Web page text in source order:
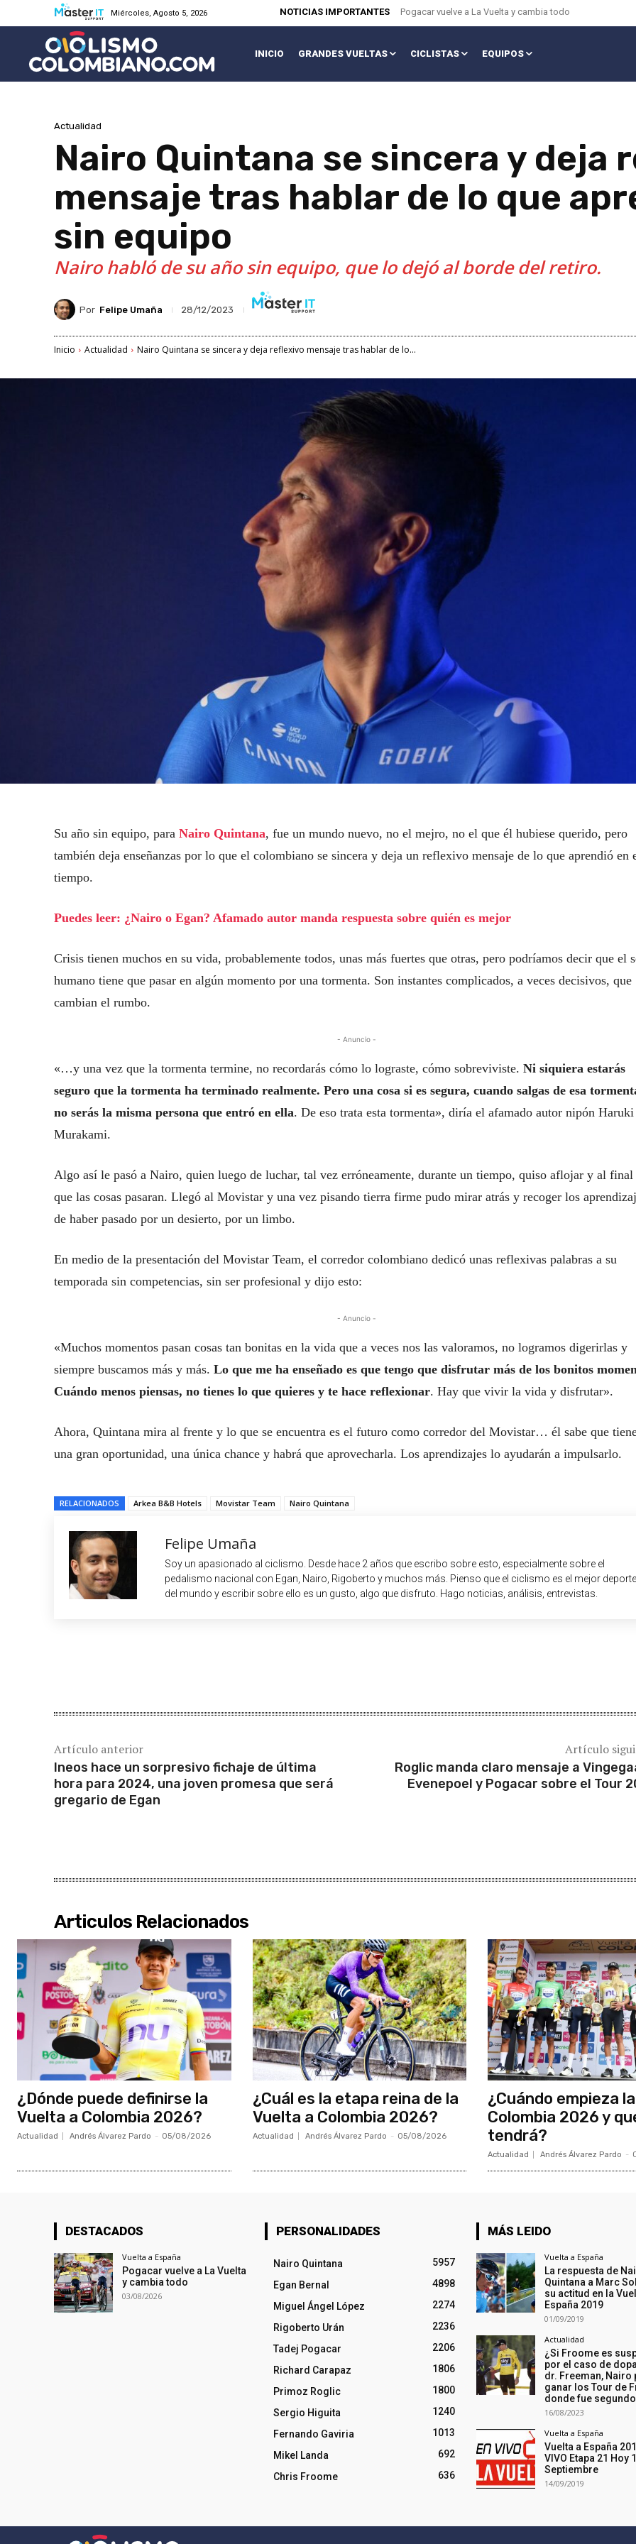
Miércoles, Agosto 5, 2026 NOTICIAS IMPORTANTES Pogacar vuelve a La Vuelta y cambia todo
INICIO GRANDES VUELTAS CICLISTAS EQUIPOS
Actualidad
Nairo Quintana se sincera y deja
mensaje tras hablar de lo que
sin equipo
Nairo habló de su año sin equipo, que lo dejó al borde del retiro.
Por Felipe Umaña 28/12/2023
Inicio Actualidad Nairo Quintana se sincera y deja reflexivo mensaje tras hablar de lo...
Su año sin equipo, para Nairo Quintana, fue un mundo nuevo, no el mejro, no el que él hubiese querido, pero
también deja enseñanzas por lo que el colombiano se sincera y deja un reflexivo mensaje de lo que aprendió en
tiempo.
Puedes leer: ¿Nairo o Egan? Afamado autor manda respuesta sobre quién es mejor
Crisis tienen muchos en su vida, probablemente todos, unas más fuertes que otras, pero podríamos decir que el
humano tiene que pasar en algún momento por una tormenta. Son instantes complicados, a veces decisivos, que
cambian el rumbo.
- Anuncio -
«…y una vez que la tormenta termine, no recordarás cómo lo lograste, cómo sobreviviste. Ni siquiera estarás
seguro que la tormenta ha terminado realmente. Pero una cosa si es segura, cuando salgas de esa
no serás la misma persona que entró en ella. De eso trata esta tormenta», diría el afamado autor nipón Haruki
Murakami.
Algo así le pasó a Nairo, quien luego de luchar, tal vez erróneamente, durante un tiempo, quiso aflojar y al final
que las cosas pasaran. Llegó al Movistar y una vez pisando tierra firme pudo mirar atrás y recoger los
de haber pasado por un desierto, por un limbo.
En medio de la presentación del Movistar Team, el corredor colombiano dedicó unas reflexivas palabras a su
temporada sin competencias, sin ser profesional y dijo esto:
- Anuncio -
«Muchos momentos pasan cosas tan bonitas en la vida que a veces nos las valoramos, no logramos digerirlas y
siempre buscamos más y más. Lo que me ha enseñado es que tengo que disfrutar más de los bonitos
Cuándo menos piensas, no tienes lo que quieres y te hace reflexionar. Hay que vivir la vida y disfrutar».
Ahora, Quintana mira al frente y lo que se encuentra es el futuro como corredor del Movistar… él sabe que
una gran oportunidad, una única chance y habrá que aprovecharla. Los aprendizajes lo ayudarán a impulsarlo.
RELACIONADOS Arkea B&B Hotels Movistar Team Nairo Quintana
Felipe Umaña
Soy un apasionado al ciclismo. Desde hace 2 años que escribo sobre esto, especialmente sobre el
pedalismo nacional con Egan, Nairo, Rigoberto y muchos más. Pienso que el ciclismo es el mejor deporte
del mundo y escribir sobre ello es un gusto, algo que disfruto. Hago noticias, análisis, entrevistas.
Artículo anterior
Ineos hace un sorpresivo fichaje de última
hora para 2024, una joven promesa que será
gregario de Egan
Artículo
Roglic manda claro mensaje a
Evenepoel y Pogacar sobre el Tour
Articulos Relacionados
¿Dónde puede definirse la
Vuelta a Colombia 2026?
Actualidad Andrés Álvarez Pardo - 05/08/2026
¿Cuál es la etapa reina de la
Vuelta a Colombia 2026?
Actualidad Andrés Álvarez Pardo - 05/08/2026
¿Cuándo empieza
Colombia 2026 y
tendrá?
Actualidad Andrés Álvarez Pardo -
DESTACADOS
Vuelta a España
Pogacar vuelve a La Vuelta
y cambia todo
03/08/2026
PERSONALIDADES
Nairo Quintana
5957
Egan Bernal
4898
Miguel Ángel López
2274
Rigoberto Urán
2236
Tadej Pogacar
2206
Richard Carapaz
1806
Primoz Roglic
1800
Sergio Higuita
1240
Fernando Gaviria
1013
Mikel Landa
692
Chris Froome
636
MÁS LEIDO
Vuelta a España
La respuesta de
Quintana a Marc
su actitud en la
España 2019
01/09/2019
Actualidad
¿Si Froome es
por el caso de
dr. Freeman, Nairo
ganar los Tour de
donde fue
16/08/2023
Vuelta a España
Vuelta a España
VIVO Etapa 21 Hoy
Septiembre
14/09/2019